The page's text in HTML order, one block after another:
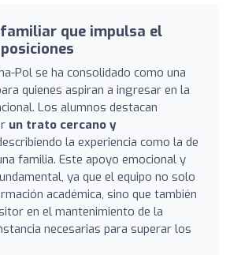
que impulsa el
Pol se ha consolidado como una
quienes aspiran a ingresar en la
Los alumnos destacan
un trato cercano y
la experiencia como la de
familia. Este apoyo emocional y
ya que el equipo no solo
académica, sino que también
en el mantenimiento de la
necesarias para superar los